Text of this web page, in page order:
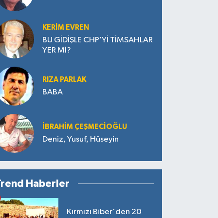
KERIM EVREN
BU GİDİŞLE CHP’Yİ TİMSAHLAR
YER Mİ?
RIZA PARLAK
BABA
İBRAHIM ÇEŞMECİOĞLU
Deniz, Yusuf, Hüseyin
Haberler
Kırmızı Biber'den 20